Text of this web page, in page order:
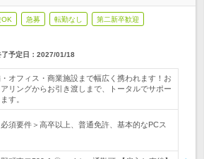
OK 急募 転勤なし 第二新卒歓迎
予定日： 2027/01/18
オフィス・商業施設まで幅広く携われます！お
リングからお引き渡しまで、トータルでサポー
す。
須要件＞高卒以上、普通免許、基本的なPCス